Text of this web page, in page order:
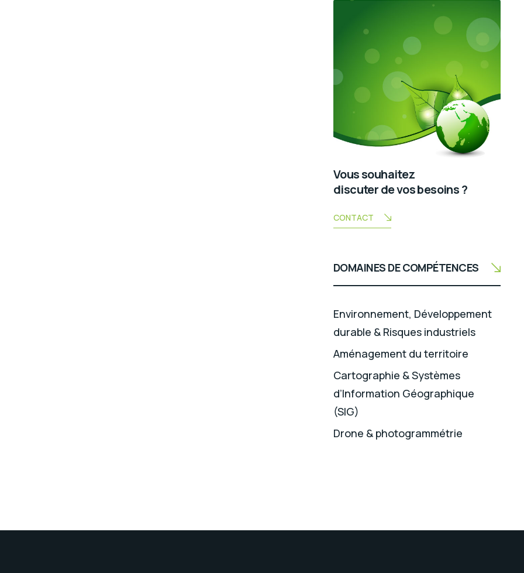
Vous souhaitez
discuter de vos besoins ?
CONTACT
DOMAINES DE COMPÉTENCES
Environnement, Développement
durable & Risques industriels
Aménagement du territoire
Cartographie & Systèmes
d’Information Géographique
(SIG)
Drone & photogrammétrie